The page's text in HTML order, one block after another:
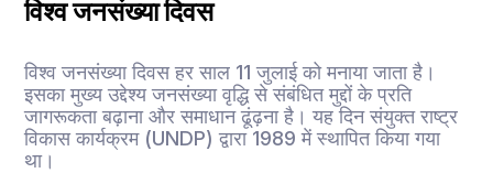
विश्व जनसंख्या दिवस
विश्व जनसंख्या दिवस हर साल 11 जुलाई को मनाया जाता है।
इसका मुख्य उद्देश्य जनसंख्या वृद्धि से संबंधित मुद्दों के प्रति
जागरूकता बढ़ाना और समाधान ढूंढ़ना है। यह दिन संयुक्त राष्ट्र
विकास कार्यक्रम (UNDP) द्वारा 1989 में स्थापित किया गया
था।